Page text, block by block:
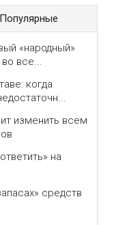
Популярные
«народный»
все...
когда
изменить всем
на
средств